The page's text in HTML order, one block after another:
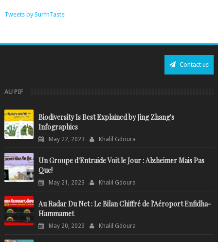
Tweets by SurfnTaste
Contact us
AU PIF
Biodiversity Is Best Explained by Jing Zhang's
Infographics
May 22, 2023 Khalil Gdoura
Un Groupe d'Entraide Voit le Jour : Alzheimer Mais Pas
Que!
May 21, 2023 Khalil Gdoura
Au Radar Du Net : Le Bilan Chiffré de l'Aéroport Enfidha-
Hammamet
May 20, 2023 Khalil Gdoura